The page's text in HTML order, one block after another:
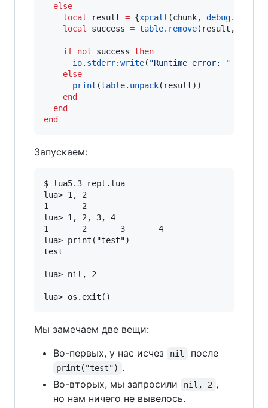
else
local
result = {xpcall (chunk,
local
success = table.remove( result ,
if not success then
io.stderr:write( "Runtime error: "
else
print (table.unpack( result))
end
end
end
Запускаем:
$ lua5.3 repl.lua
lua> 1, 2
1       2
lua> 1, 2, 3, 4
1       2       3       4
lua> print("test")
test
lua> nil, 2
Мы замечаем две вещи:
Во-первых, у нас исчез
nil после
print("test") .
Во-вторых, мы запросили
nil, 2 ,
но нам ничего не вывелось.